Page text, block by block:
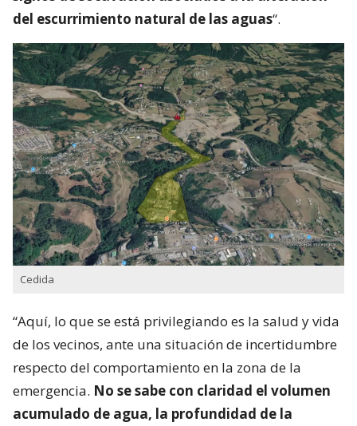
del escurrimiento natural de las aguas“.
Cedida
“Aquí, lo que se está privilegiando es la salud y vida
de los vecinos, ante una situación de incertidumbre
respecto del comportamiento en la zona de la
emergencia. No se sabe con claridad el volumen
acumulado de agua, la profundidad de la